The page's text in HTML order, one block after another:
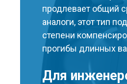
продлевает общий
аналоги, этот тип
степени
прогибы длинных
Для